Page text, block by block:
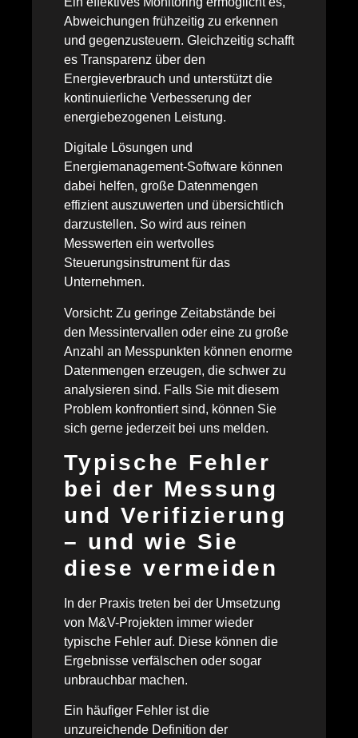
Abweichungen frühzeitig zu erkennen
und gegenzusteuern. Gleichzeitig schafft
es Transparenz über den
Energieverbrauch und unterstützt die
kontinuierliche Verbesserung der
energiebezogenen Leistung.
Digitale Lösungen und
Energiemanagement-Software können
dabei helfen, große Datenmengen
effizient auszuwerten und übersichtlich
darzustellen. So wird aus reinen
Messwerten ein wertvolles
Steuerungsinstrument für das
Unternehmen.
Vorsicht: Zu geringe Zeitabstände bei
den Messintervallen oder eine zu große
Anzahl an Messpunkten können enorme
Datenmengen erzeugen, die schwer zu
analysieren sind. Falls Sie mit diesem
Problem konfrontiert sind, können Sie
sich gerne jederzeit bei uns melden.
Typische Fehler
bei der Messung
und Verifizierung
– und wie Sie
diese vermeiden
In der Praxis treten bei der Umsetzung
von M&V-Projekten immer wieder
typische Fehler auf. Diese können die
Ergebnisse verfälschen oder sogar
unbrauchbar machen.
Ein häufiger Fehler ist die
unzureichende Definition der